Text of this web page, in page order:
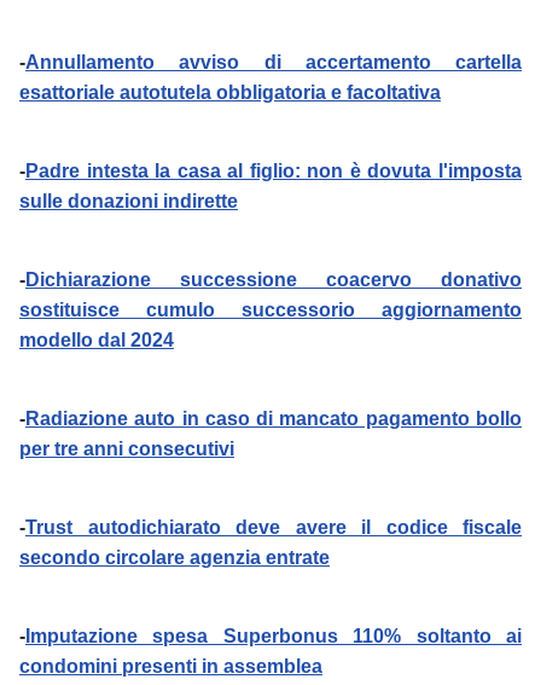
-Annullamento avviso di accertamento cartella
esattoriale autotutela obbligatoria e facoltativa
-Padre intesta la casa al figlio: non è dovuta l'imposta
sulle donazioni indirette
-Dichiarazione successione coacervo donativo
sostituisce cumulo successorio aggiornamento
modello dal 2024
-Radiazione auto in caso di mancato pagamento bollo
per tre anni consecutivi
-Trust autodichiarato deve avere il codice fiscale
secondo circolare agenzia entrate
- Imputazione spesa Superbonus 110% soltanto ai
condomini presenti in assemblea